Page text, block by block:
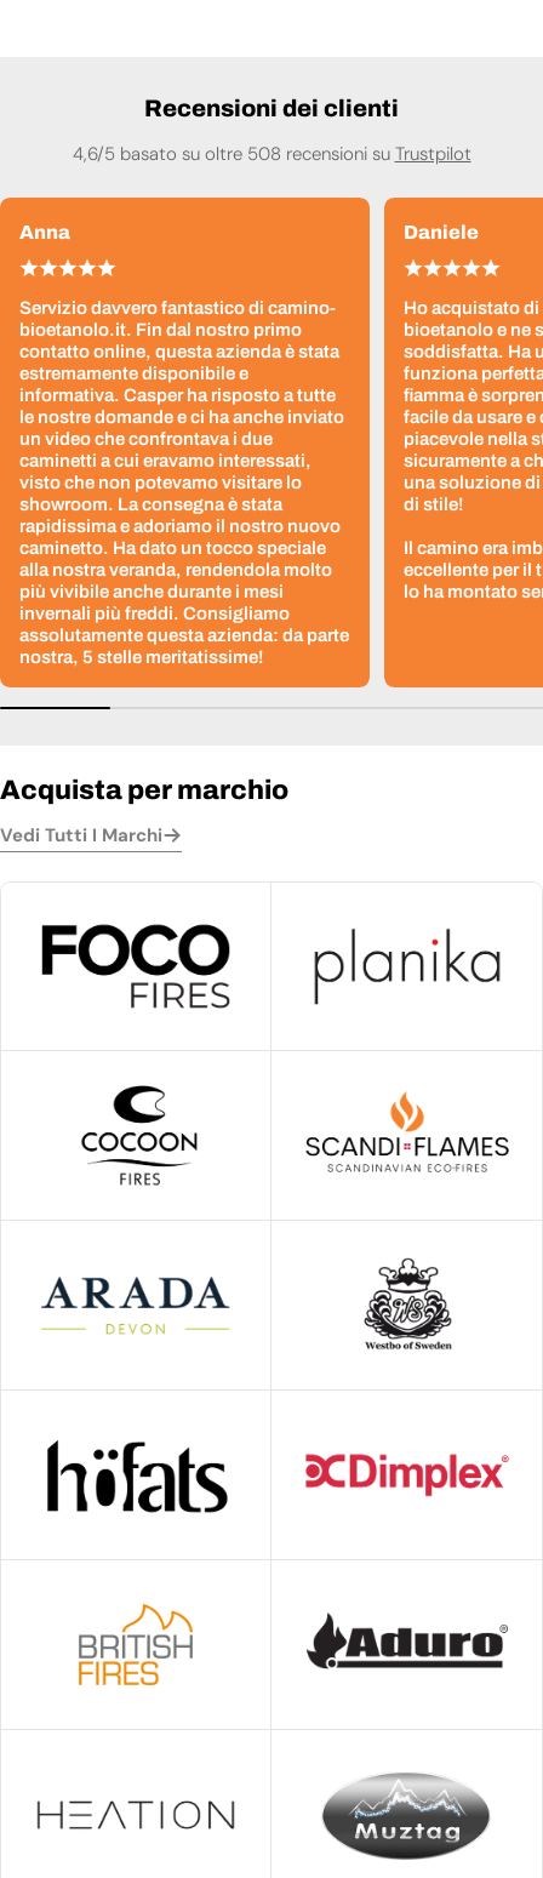
Recensioni dei clienti
4,6/5 basato su oltre 508 recensioni su Trustpilot
Anna
Servizio davvero fantastico di camino-
bioetanolo.it. Fin dal nostro primo
contatto online, questa azienda è stata
estremamente disponibile e
informativa. Casper ha risposto a tutte
le nostre domande e ci ha anche inviato
un video che confrontava i due
caminetti a cui eravamo interessati,
visto che non potevamo visitare lo
showroom. La consegna è stata
rapidissima e adoriamo il nostro nuovo
caminetto. Ha dato un tocco speciale
alla nostra veranda, rendendola molto
più vivibile anche durante i mesi
invernali più freddi. Consigliamo
assolutamente questa azienda: da parte
nostra, 5 stelle meritatissime!
Daniele
Ho acquistato di
bioetanolo e ne
soddisfatta. Ha
funziona
fiamma è
facile da usare e
piacevole nella
sicuramente a
una soluzione
di stile!
Il camino era
eccellente per il
lo ha montato
Acquista per marchio
Vedi Tutti I Marchi